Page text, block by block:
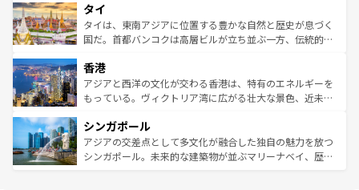
リティに包まれながら、韓国の多彩な魅力を心ゆくまで味
わってみてほしい。 なお、新着の韓国情報はコンテンツ一
覧を参照してほしい。
急速な発展と共に伝統が息づく。ハノイの古い町並みやホ
ーチミン市のフランス統治時代の建物も、独特の雰囲気を
醸し出している。また、バラエティの豊かさとおいしさで
とつ。フォーやバインミー、ベトナムコーヒーなどは、ぜ
ひ現地で味わいたい。どの地域を訪れてもあたたかい人々
が旅行者を迎えてくれるので、きっと忘れられない旅にな
参照してほしい。
タイ
タイは、東南アジアに位置する豊かな自然と歴史が息づく
国だ。首都バンコクは高層ビルが立ち並ぶ一方、伝統的な
の活気が交差している。北部ではチェンマイなどの山岳地
帯で自然と触れ合い、南部ではプーケットやクラビの美し
いビーチでリゾート気分を楽しむことができる。タイ料理
激する。気候は一年中温暖で、どの季節にも異なる楽しみ
が待っている。親しみやすいタイの人々、仏教を中心とし
た文化、そして多様な観光資源が、訪れる旅人を魅了し続
香港
アジアと西洋の文化が交わる香港は、特有のエネルギーを
もっている。ヴィクトリア湾に広がる壮大な景色、近未来
み、どこを訪れても感動するはず。観光スポットが密集し
ており、効率よく見どころを回れるのも魅力。息をのむよ
うな絶景から文化的な体験まで、香港を存分に楽しみ尽く
シンガポール
アジアの交差点として多文化が融合した独自の魅力を放つ
シンガポール。未来的な建築物が並ぶマリーナベイ、歴史